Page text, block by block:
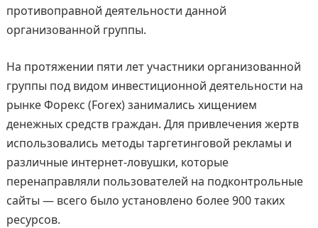
противоправной деятельности данной
организованной группы.
На протяжении пяти лет участники организованной
группы под видом инвестиционной деятельности на
рынке Форекс (Forex) занимались хищением
денежных средств граждан. Для привлечения жертв
использовались методы таргетинговой рекламы и
различные интернет-ловушки, которые
перенаправляли пользователей на подконтрольные
сайты — всего было установлено более 900 таких
ресурсов.